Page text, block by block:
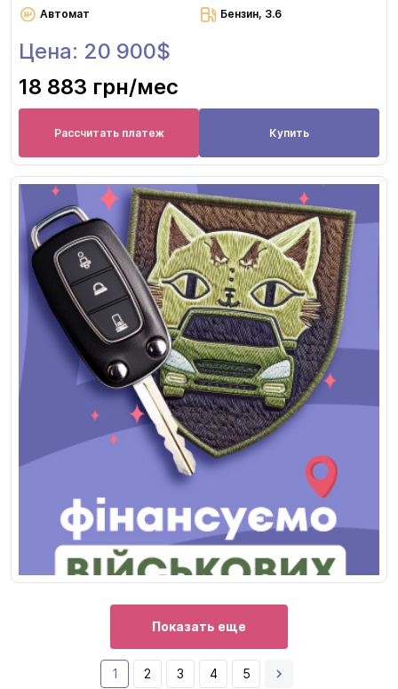
Автомат Бензин, 3.6
Цена: 20 900$
18 883 грн/мес
Рассчитать платеж Купить
Показать еще
1 2 3 4 5